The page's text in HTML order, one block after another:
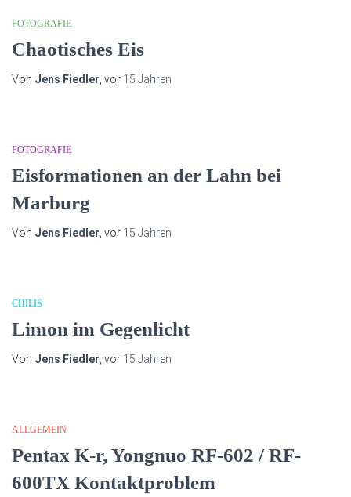
FOTOGRAFIE
Chaotisches Eis
Von Jens Fiedler , vor 15 Jahren
FOTOGRAFIE
Eisformationen an der Lahn bei
Marburg
Von Jens Fiedler , vor 15 Jahren
CHILIS
Limon im Gegenlicht
Von Jens Fiedler , vor 15 Jahren
ALLGEMEIN
Pentax K-r, Yongnuo RF-602 / RF-
600TX Kontaktproblem